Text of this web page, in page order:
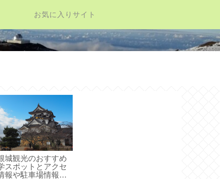
お気に入りサイト
城観光のおすすめ
スポットとアクセ
報や駐車場情報ご